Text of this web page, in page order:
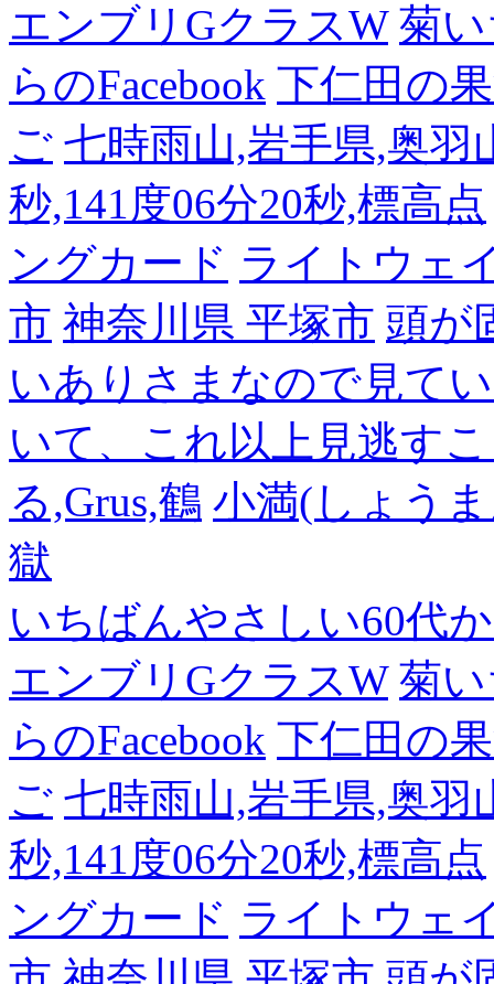
エンブリGクラスW 菊
らのFacebook 下仁田の
ご 七時雨山,岩手県,奥羽
秒,141度06分20秒,標高点
ングカード ライトウェ
市 神奈川県 平塚市 頭が
いありさまなので見て
いて、これ以上見逃す
る,Grus,鶴 小満(しょう
獄
いちばんやさしい60代
エンブリGクラスW 菊
らのFacebook 下仁田の
ご 七時雨山,岩手県,奥羽
秒,141度06分20秒,標高点
ングカード ライトウェ